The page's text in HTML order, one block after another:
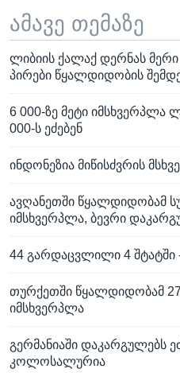
ამავე თემაზე
ლიბიის ქალაქ დერნას
პირები წყალდიდობის
6 000-ზე მეტი იმსხვერპლა
000-ს ეძებენ
ინდონეზია მიწისძვრის
ავღანეთში წყალდიდობამ
იმსხვერპლა, ბევრი
44 გარდაცვლილი 4 შტატში
თურქეთში წყალდიდობამ
იმსხვერპლა
გერმანიაში დაკარგულებს
კოლოსალურია